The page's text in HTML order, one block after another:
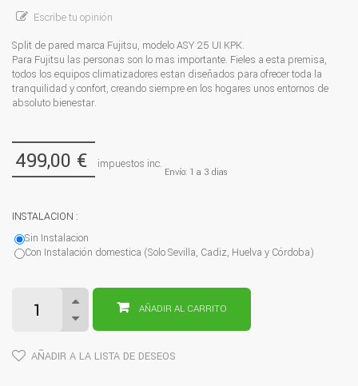
Escribe tu opinión
Split de pared marca Fujitsu, modelo ASY 25 UI KPK.
Para Fujitsu las personas son lo mas importante. Fieles a esta premisa,
todos los equipos climatizadores estan diseñados para ofrecer toda la
tranquilidad y confort, creando siempre en los hogares unos entornos de
absoluto bienestar.
499,00 € impuestos inc.
Envío: 1 a 3 dias
INSTALACION :
Sin Instalacion
Con Instalación domestica (Solo Sevilla, Cadiz, Huelva y Córdoba)
AÑADIR AL CARRITO
AÑADIR A LA LISTA DE DESEOS